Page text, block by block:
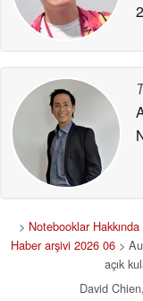
> Notebooklar Hakkında
Haber arşivi 2026 06>
açık
David